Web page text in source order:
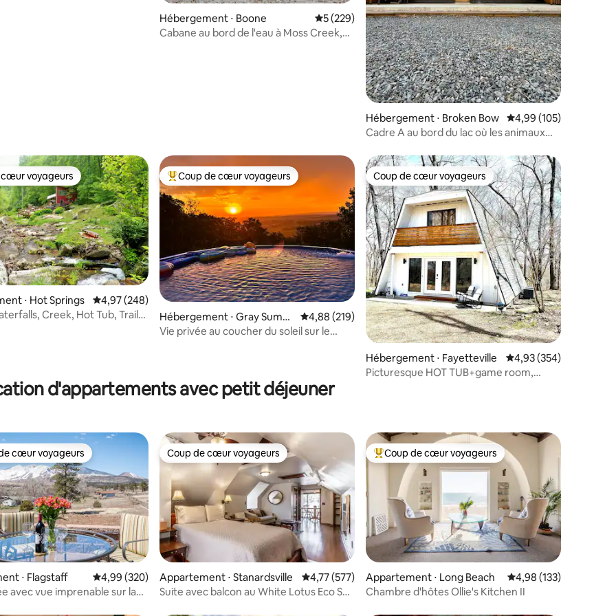
Hébergement ⋅ Boone Évaluation moyenne sur la base de 229 commentaires : 5 sur 5
5 (229)
Cabane au bord de l'eau à Moss Creek,
Hébergement ⋅ Broken Bow Évaluation moyenne
4,99 (105)
Cadre A au bord du lac où les animaux
base de 124 commentaires : 4,88 sur 5
cœur voyageurs
voyageurs
⋅ Hot Springs Évaluation moyenne sur la base de 248 commentaires : 4,97 sur 5
4,97 (248)
Creek, Hot Tub, Trails
Coups de cœur voyageurs les plus appréciés
Coup de cœur voyageurs
Hébergement ⋅ Gray Summi
t
Évaluation moyenne sur la base de 219 commentaires : 4,88 sur 5
4,88 (219)
Vie privée au coucher du soleil sur le
Coup de cœur voyageurs
Coup de cœur voyageurs
Hébergement ⋅ Fayetteville Évaluation moyenne
4,93 (354)
Picturesque HOT TUB+game room,
d'appartements avec petit déjeuner
base de 278 commentaires : 4,93 sur 5
cœur voyageurs les plus appréciés
cœur voyageurs
⋅ Flagstaff Évaluation moyenne sur la base de 320 commentaires : 4,99 sur 5
4,99 (320)
avec vue imprenable sur la
Coup de cœur voyageurs
Coup de cœur voyageurs
Appartement ⋅ Stanardsville Évaluation moyenne sur la base de 577 commentaires : 4,77 sur 5
4,77 (577)
Suite avec balcon au White Lotus Eco Spa
Coups de cœur voyageurs les plus appréciés
Coup de cœur voyageurs
Appartement ⋅ Long Beach Évaluation moyenne
4,98 (133)
Chambre d'hôtes Ollie's Kitchen II